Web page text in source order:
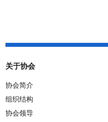
关于协会
协会简介
组织结构
协会领导